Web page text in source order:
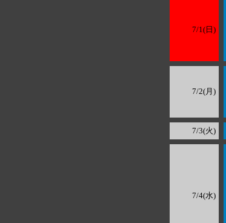
7/1(日)
7/2(月)
7/3(火)
7/4(水)